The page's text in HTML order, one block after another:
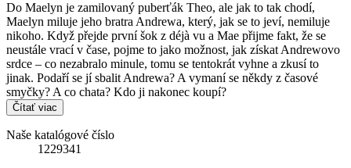
Do Maelyn je zamilovaný puberťák Theo, ale jak to tak chodí,
Maelyn miluje jeho bratra Andrewa, který, jak se to jeví, nemiluje
nikoho. Když přejde první šok z déjà vu a Mae přijme fakt, že se
neustále vrací v čase, pojme to jako možnost, jak získat Andrewovo
srdce – co nezabralo minule, tomu se tentokrát vyhne a zkusí to
jinak. Podaří se jí sbalit Andrewa? A vymaní se někdy z časové
smyčky? A co chata? Kdo ji nakonec koupí?
Čítať viac
Naše katalógové číslo
1229341